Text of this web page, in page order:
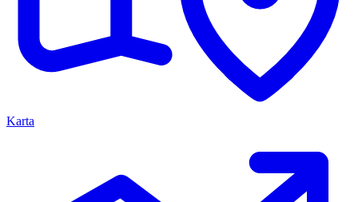
Karta